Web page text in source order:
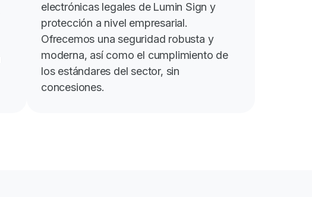
electrónicas legales de Lumin Sign y
protección a nivel empresarial.
Ofrecemos una seguridad robusta y
moderna, así como el cumplimiento de
los estándares del sector, sin
concesiones.